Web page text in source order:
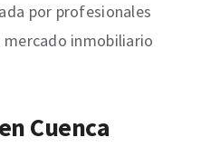
por profesionales
mercado inmobiliario
Cuenca